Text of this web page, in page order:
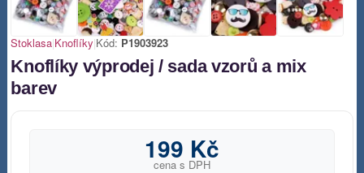
Stoklasa|Knoflíky|Kód: P1903923
Knoflíky výprodej / sada vzorů a mix
barev
199 Kč
cena s DPH